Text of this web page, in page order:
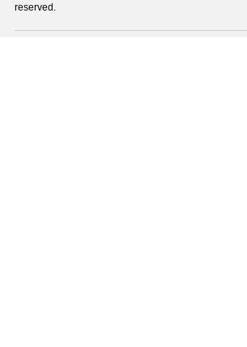
reserved.